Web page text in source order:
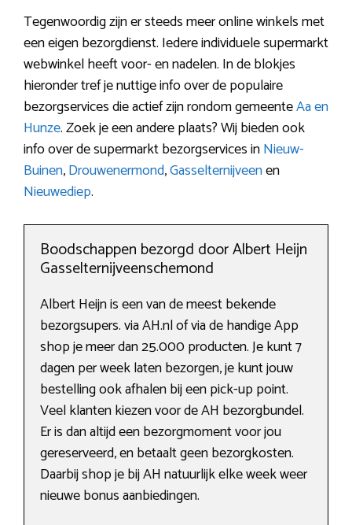
Tegenwoordig zijn er steeds meer online winkels met
een eigen bezorgdienst. Iedere individuele supermarkt
webwinkel heeft voor- en nadelen. In de blokjes
hieronder tref je nuttige info over de populaire
bezorgservices die actief zijn rondom gemeenteAa en
Hunze. Zoek je een andere plaats? Wij bieden ook
info over de supermarkt bezorgservices inNieuw-
Buinen,Drouwenermond,Gasselternijveenen
Nieuwediep.
Boodschappen bezorgd door Albert Heijn
Gasselternijveenschemond
Albert Heijn is een van de meest bekende
bezorgsupers. via AH.nl of via de handige App
shop je meer dan 25.000 producten. Je kunt 7
dagen per week laten bezorgen, je kunt jouw
bestelling ook afhalen bij een pick-up point.
Veel klanten kiezen voor de AH bezorgbundel.
Er is dan altijd een bezorgmoment voor jou
gereserveerd, en betaalt geen bezorgkosten.
Daarbij shop je bij AH natuurlijk elke week weer
nieuwe bonus aanbiedingen.